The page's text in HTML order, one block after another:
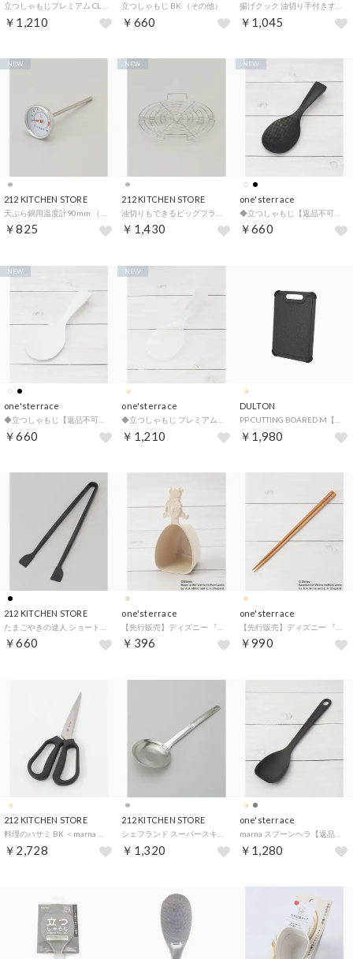
￥1,210
立つしゃもじ BK （その他）
￥660 ￥1,045
212 KITCHEN STORE
￥825
NEW
212 KITCHEN STORE
￥1,430
NEW
one'sterrace
◆立つしゃもじ【返品不可商品】 （ブラック(919)）
￥660
NEW
one'sterrace
￥660
NEW
one'sterrace
￥1,210
NEW
DULTON
￥1,980
212 KITCHEN STORE
￥660
one'sterrace
￥396
one'sterrace
￥990
212 KITCHEN STORE
￥2,728
212 KITCHEN STORE
￥1,320
one'sterrace
marna スプーンヘラ【返品不可商品】 （スミクロ(918)）
￥1,280